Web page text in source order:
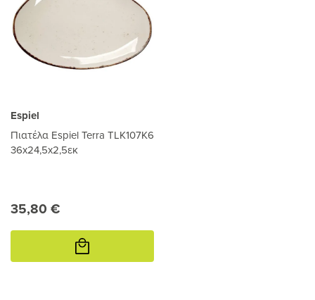
Espiel
Πιατέλα Espiel Terra TLK107K6
36x24,5x2,5εκ
35,80 €
Προσθήκη
καλάθι